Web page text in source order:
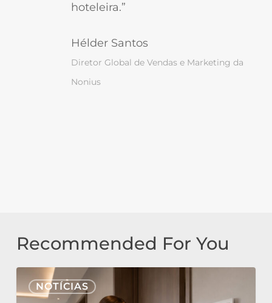
hoteleira.”
Hélder Santos
Diretor Global de Vendas e Marketing da
Nonius
Recommended For You
NOTÍCIAS
Nonius
Signage